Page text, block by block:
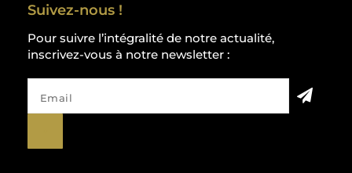
Suivez-nous !
Pour suivre l’intégralité de notre actualité,
inscrivez-vous à notre newsletter :